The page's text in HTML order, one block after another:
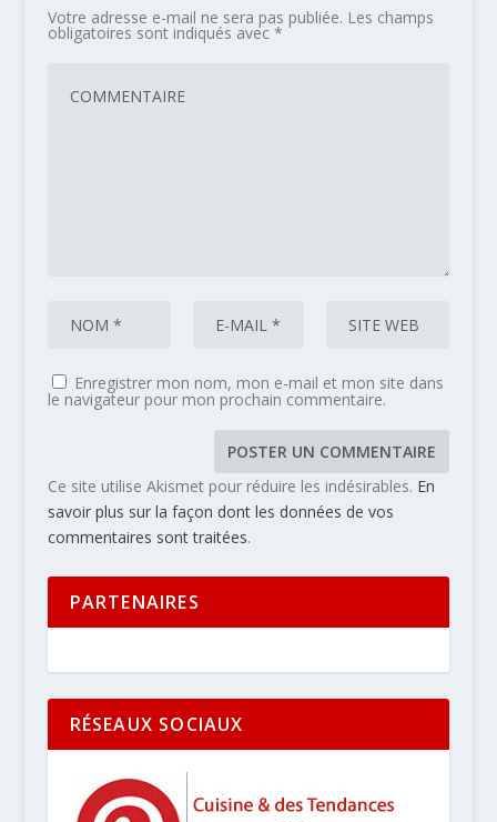
Votre adresse e-mail ne sera pas publiée. Les champs
obligatoires sont indiqués avec *
Enregistrer mon nom, mon e-mail et mon site dans
le navigateur pour mon prochain commentaire.
Ce site utilise Akismet pour réduire les indésirables. En
savoir plus sur la façon dont les données de vos
commentaires sont traitées.
PARTENAIRES
RÉSEAUX SOCIAUX